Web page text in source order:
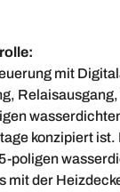
mit
konzipiert ist.
poligen
mit der